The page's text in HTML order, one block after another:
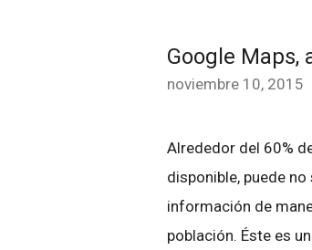
Google Maps,
noviembre 10, 2015
Alrededor del 60%
disponible, puede
información de
población. Éste es